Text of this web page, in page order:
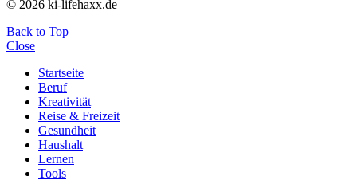
© 2026 ki-lifehaxx.de
Back to Top
Close
Startseite
Beruf
Kreativität
Reise & Freizeit
Gesundheit
Haushalt
Lernen
Tools